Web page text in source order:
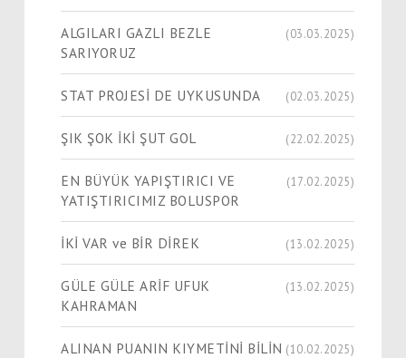
ALGILARI GAZLI BEZLE
SARIYORUZ
(03.03.2025)
STAT PROJESİ DE UYKUSUNDA (02.03.2025)
ŞIK ŞOK İKİ ŞUT GOL (22.02.2025)
EN BÜYÜK YAPIŞTIRICI VE
YATIŞTIRICIMIZ BOLUSPOR
(17.02.2025)
İKİ VAR ve BİR DİREK (13.02.2025)
GÜLE GÜLE ARİF UFUK
KAHRAMAN
(13.02.2025)
ALINAN PUANIN KIYMETİNİ BİLİN (10.02.2025)